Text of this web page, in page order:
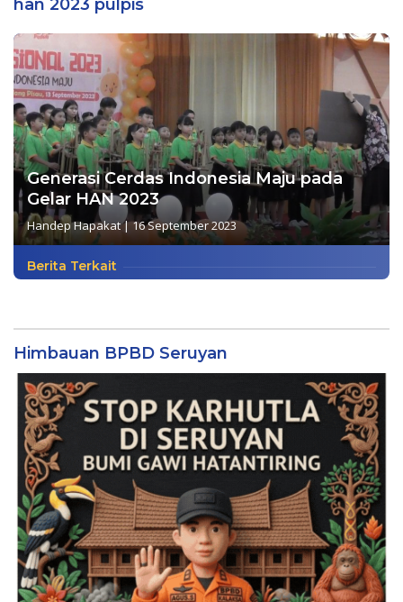
han 2023 pulpis
Generasi Cerdas Indonesia Maju pada
Gelar HAN 2023
Handep Hapakat|16 September 2023
Berita Terkait
Himbauan BPBD Seruyan